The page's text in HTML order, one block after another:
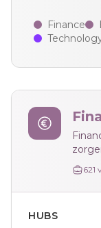
Finance
621
HUBS